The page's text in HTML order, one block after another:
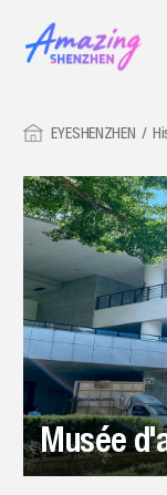
EYESHENZHEN
Musée